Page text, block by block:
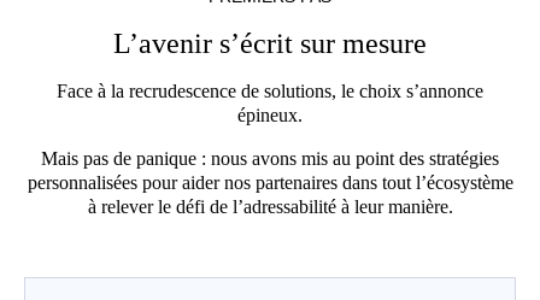
L’avenir s’écrit sur mesure
Face à la recrudescence de solutions, le choix s’annonce
épineux.
Mais pas de panique : nous avons mis au point des stratégies
personnalisées pour aider nos partenaires dans tout l’écosystème
à relever le défi de l’adressabilité à leur manière.